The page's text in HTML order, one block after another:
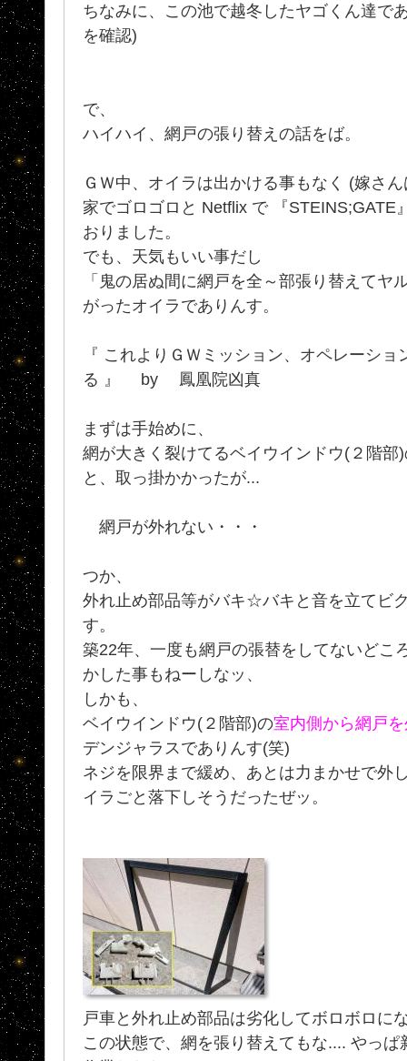
ちなみに、この池で越冬したヤゴくん達で
を確認)
で、
ハイハイ、網戸の張り替えの話をば。
ＧＷ中、オイラは出かける事もなく (嫁さ
家でゴロゴロと Netflix で 『STEINS;GATE
おりました。
でも、天気もいい事だし
「鬼の居ぬ間に網戸を全～部張り替えてヤ
がったオイラでありんす。
『 これよりＧＷミッション、オペレーシ
る 』 by 鳳凰院凶真
まずは手始めに、
網が大きく裂けてるベイウインドウ(２階部
と、取っ掛かかったが...
網戸が外れない・・・
つか、
外れ止め部品等がバキ☆バキと音を立てビ
す。
築22年、一度も網戸の張替をしてないどこ
かした事もねーしなッ、
しかも、
ベイウインドウ(２階部)の室内側から網戸
デンジャラスでありんす(笑)
ネジを限界まで緩め、あとは力まかせで
イラごと落下しそうだったぜッ。
戸車と外れ止め部品は劣化してボロボロに
この状態で、網を張り替えてもな.... やっ